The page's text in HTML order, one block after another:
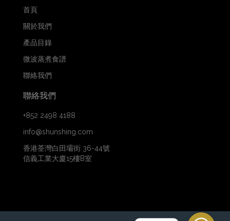
首頁
關於我們
產品目錄
微波蒸煮食譜
聯絡我們
聯絡我們
+852 2498 4188
info@shunshing.com
香港荃灣白田壩街 36-44號
信義工業大廈15樓B室
WhatsApp